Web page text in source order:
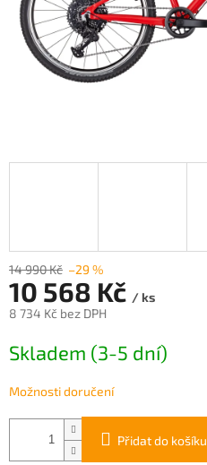
14 990 Kč –29 %
10 568 Kč / ks
8 734 Kč bez DPH
cena:
Skladem (3-5 dní)
Možnosti doručení
Přidat do košíku